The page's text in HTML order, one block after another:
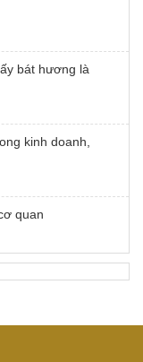
bát hương là
kinh doanh,
quan